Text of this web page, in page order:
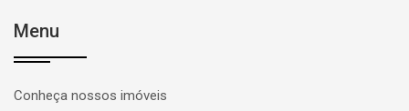
Menu
Conheça nossos imóveis